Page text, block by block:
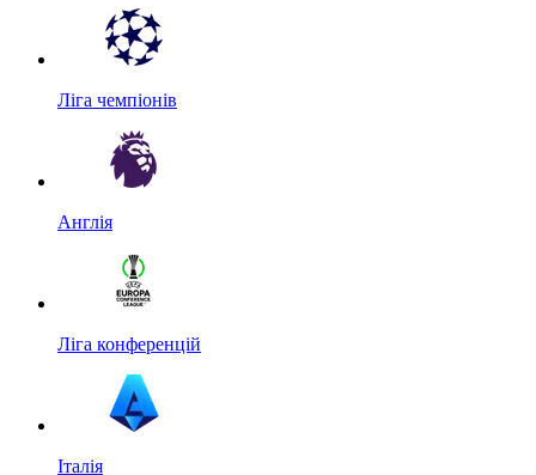
Ліга чемпіонів
Англія
Ліга конференцій
Італія